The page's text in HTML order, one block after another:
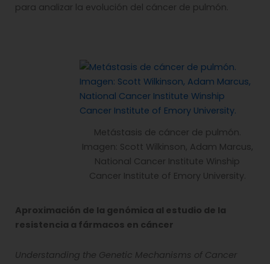
para analizar la evolución del cáncer de pulmón.
Metástasis de cáncer de pulmón.
Imagen: Scott Wilkinson, Adam Marcus,
National Cancer Institute Winship
Cancer Institute of Emory University.
Aproximación de la genómica al estudio de la
resistencia a fármacos en cáncer
Understanding the Genetic Mechanisms of Cancer